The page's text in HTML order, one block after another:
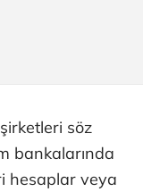
söz
bankalarında
hesaplar veya